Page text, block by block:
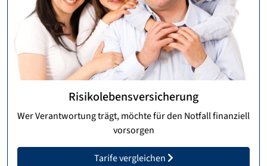
Risikolebensversicherung
Wer Verantwortung trägt, möchte für den Notfall finanziell
vorsorgen
Tarife vergleichen